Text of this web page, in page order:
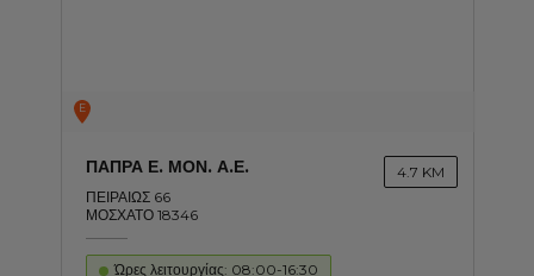
E
ΠΑΠΡΑ Ε. ΜΟΝ. Α.Ε.
ΠΕΙΡΑΙΩΣ 66
ΜΟΣΧΑΤΟ 18346
4.7 KM
Ώρες λειτουργίας: 08:00-16:30